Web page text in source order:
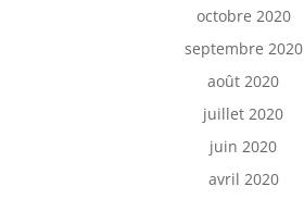
octobre 2020
septembre 2020
août 2020
juillet 2020
juin 2020
avril 2020